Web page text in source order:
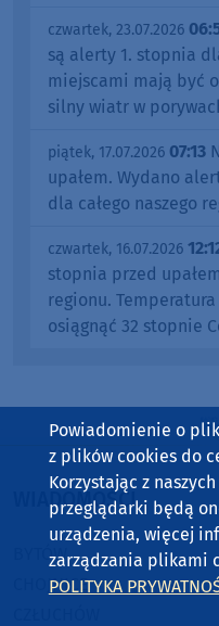
czwartek, 23.07.2026
są alerty 1. stopnia
miejscami mają być
silny wiatr w
piątek, 17.07.2026 07:13
upałem. Wydano
dla całego naszego
czwartek, 16.07.2026
stopnia przed
regionu.
osiągnąć 32 stopnie
WIADOMOŚCI
BYTÓW
CHOJNICE
Powiadomienie o
z plików cookies do
Korzystając z
przeglądarki będą
urządzenia, więcej
zarządzania plikami
POLITYKA